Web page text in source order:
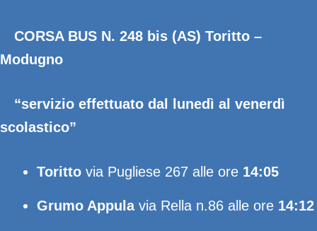
CORSA BUS N. 248 bis (AS) Toritto –
Modugno
“servizio effettuato dal lunedì al venerdì
scolastico”
Toritto via Pugliese 267 alle ore 14:05
Grumo Appulavia Rella n.86 alle ore 14:12